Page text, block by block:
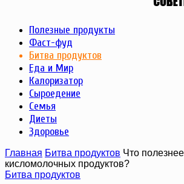
Полезные продукты
Фаст-фуд
Битва продуктов
Еда и Мир
Калоризатор
Сыроедение
Семья
Диеты
Здоровье
Главная Битва продуктов Что
кисломолочных продуктов?
Битва продуктов